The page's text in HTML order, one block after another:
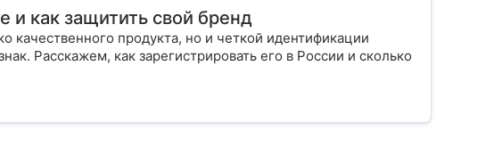
и как защитить свой бренд
качественного продукта, но и четкой идентификации
Расскажем, как зарегистрировать его в России и сколько